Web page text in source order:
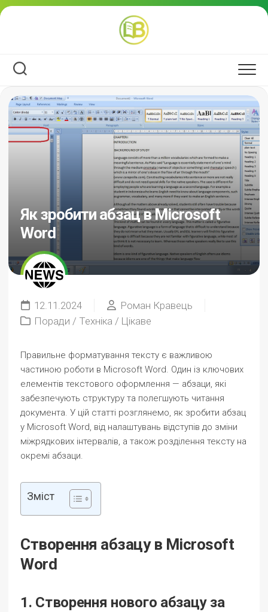
Перейти
Як зробити абзац в Microsoft
Word
12.11.2024
Роман Кравець
Поради / Техніка / Цікаве
Правильне форматування тексту є важливою
частиною роботи в Microsoft Word. Один із ключових
елементів текстового оформлення — абзаци, які
забезпечують структуру та полегшують читання
документа. У цій статті розглянемо, як зробити абзац
у Microsoft Word, від налаштувань відступів до зміни
міжрядкових інтервалів, а також розділення тексту на
окремі абзаци.
Зміст
Створення абзацу в Microsoft
Word
1. Створення нового абзацу за